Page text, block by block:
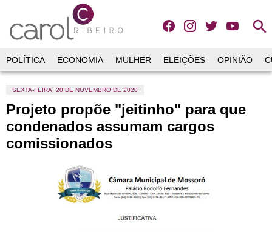
search
POLÍTICA ECONOMIA MULHER ELEIÇÕES OPINIÃO
SEXTA-FEIRA, 20 DE NOVEMBRO DE 2020
Projeto propõe "jeitinho" para que
condenados assumam cargos
comissionados